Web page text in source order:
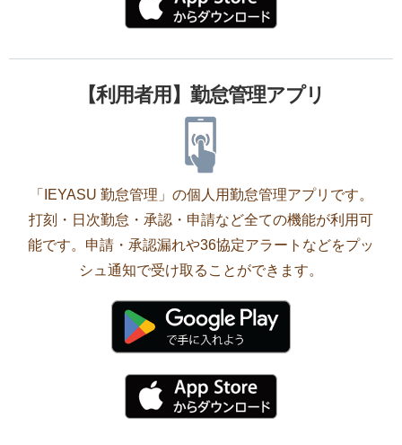
【利用者用】勤怠管理アプリ
「IEYASU 勤怠管理」の個人用勤怠管理アプリです。
打刻・日次勤怠・承認・申請など全ての機能が利用可
能です。申請・承認漏れや36協定アラートなどをプッ
シュ通知で受け取ることができます。